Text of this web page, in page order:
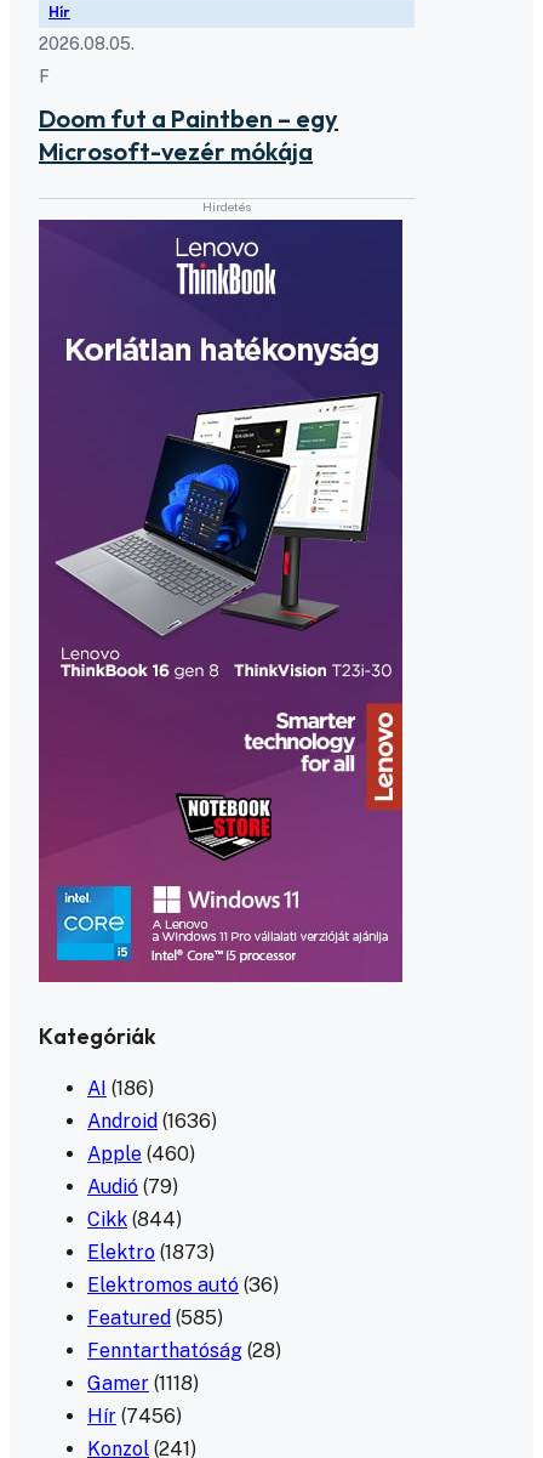
Hír
2026.08.05.
F
Doom fut a Paintben – egy
Microsoft-vezér mókája
Kategóriák
AI (186)
Android (1636)
Apple (460)
Audió (79)
Cikk (844)
Elektro (1873)
Elektromos autó (36)
Featured (585)
Fenntarthatóság (28)
Gamer (1118)
Hír (7456)
Konzol (241)